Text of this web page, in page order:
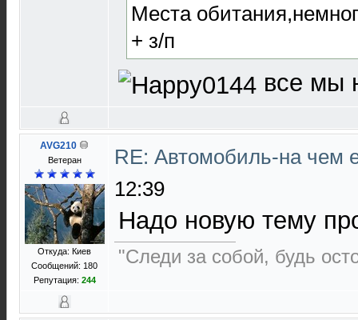
Места
+ з/п
все мы
AVG210
Ветеран
Откуда: Киев
Сообщений: 180
Репутация: 244
RE: Автомобиль-на чем
12:39
Надо новую тему
"Следи за собой, будь